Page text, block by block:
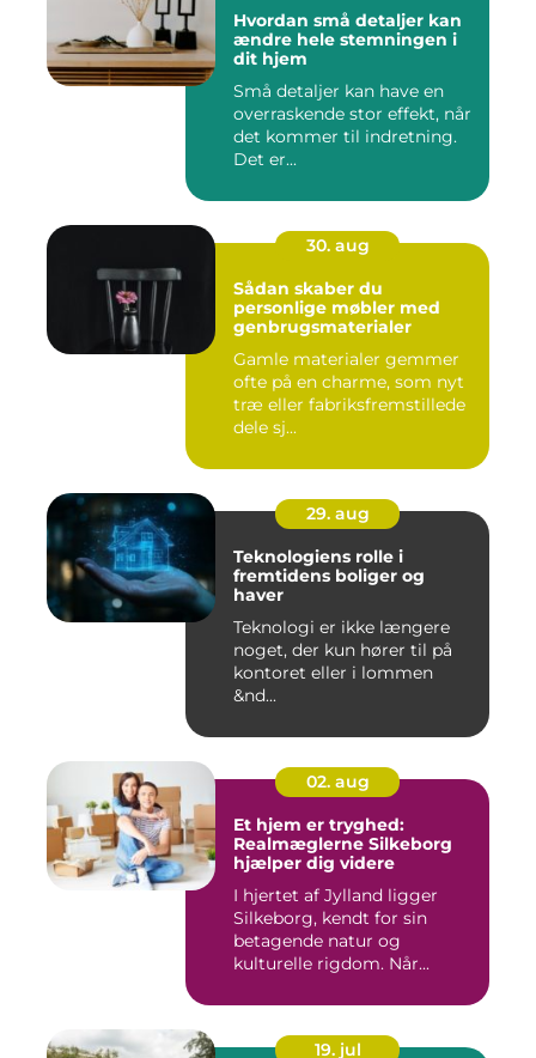
Hvordan små detaljer kan
ændre hele stemningen i
dit hjem
Små detaljer kan have en
overraskende stor effekt, når
det kommer til indretning.
Det er...
30. aug
Sådan skaber du
personlige møbler med
genbrugsmaterialer
Gamle materialer gemmer
ofte på en charme, som nyt
træ eller fabriksfremstillede
dele sj...
29. aug
Teknologiens rolle i
fremtidens boliger og
haver
Teknologi er ikke længere
noget, der kun hører til på
kontoret eller i lommen
&nd...
02. aug
Et hjem er tryghed:
Realmæglerne Silkeborg
hjælper dig videre
I hjertet af Jylland ligger
Silkeborg, kendt for sin
betagende natur og
kulturelle rigdom. Når...
19. jul